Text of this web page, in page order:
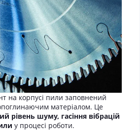
на корпусі пили заповнений
матеріалом. Це
рівень шуму, гасіння вібрацій
у процесі роботи.